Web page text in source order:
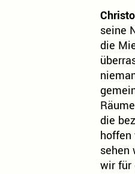
seine
die
die
hoffen
sehen
wir für